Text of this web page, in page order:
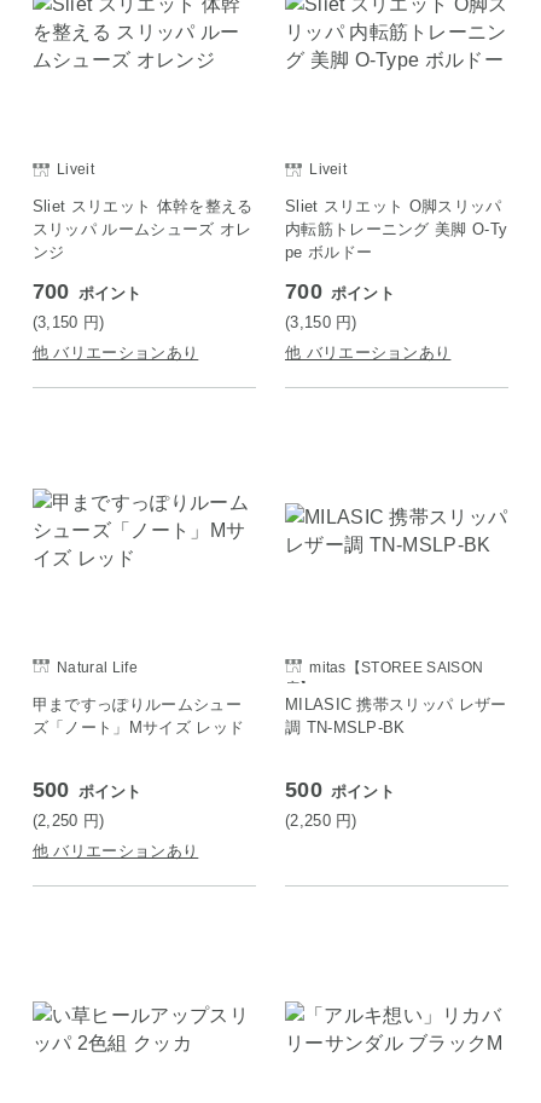
Liveit
Sliet スリエット 体幹を整える
スリッパ ルームシューズ オレ
ンジ
700 ポイント
(3,150 円)
他 バリエーションあり
Liveit
Sliet スリエット O脚スリッパ
内転筋トレーニング 美脚 O-Ty
pe ボルドー
700 ポイント
(3,150 円)
他 バリエーションあり
Natural Life
甲まですっぽりルームシュー
ズ「ノート」Mサイズ レッド
500 ポイント
(2,250 円)
他 バリエーションあり
mitas【STOREE SAISON
店】
MILASIC 携帯スリッパ レザー
調 TN-MSLP-BK
500 ポイント
(2,250 円)